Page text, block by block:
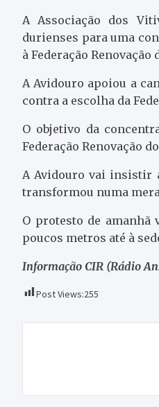
A Associação dos
durienses para uma
à Federação Renovação
A Avidouro apoiou a
contra a escolha da
O objetivo da
Federação Renovação
A Avidouro vai insistir
transformou numa
O protesto de amanhã
poucos metros até à
Informação CIR (Rádio
Post Views:255
artigos